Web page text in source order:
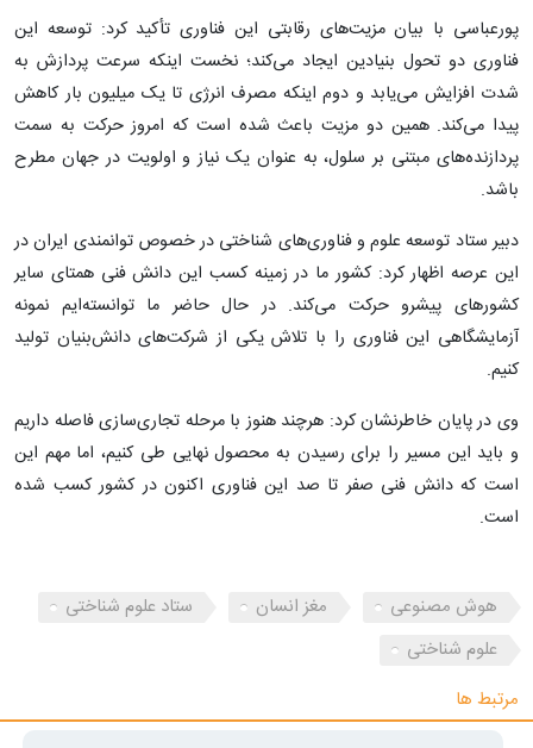
پورعباسی با بیان مزیت‌های رقابتی این فناوری تأکید کرد: توسعه این
فناوری دو تحول بنیادین ایجاد می‌کند؛ نخست اینکه سرعت پردازش به
شدت افزایش می‌یابد و دوم اینکه مصرف انرژی تا یک میلیون بار کاهش
پیدا می‌کند. همین دو مزیت باعث شده است که امروز حرکت به سمت
پردازنده‌های مبتنی بر سلول، به عنوان یک نیاز و اولویت در جهان مطرح
باشد.
دبیر ستاد توسعه علوم و فناوری‌های شناختی در خصوص توانمندی ایران در
این عرصه اظهار کرد: کشور ما در زمینه کسب این دانش فنی همتای سایر
کشورهای پیشرو حرکت می‌کند. در حال حاضر ما توانسته‌ایم نمونه
آزمایشگاهی این فناوری را با تلاش یکی از شرکت‌های دانش‌بنیان تولید
کنیم.
وی در پایان خاطرنشان کرد: هرچند هنوز با مرحله تجاری‌سازی فاصله داریم
و باید این مسیر را برای رسیدن به محصول نهایی طی کنیم، اما مهم این
است که دانش فنی صفر تا صد این فناوری اکنون در کشور کسب شده
است.
هوش مصنوعی مغز انسان
ستاد علوم شناختی
علوم شناختی
مرتبط ها